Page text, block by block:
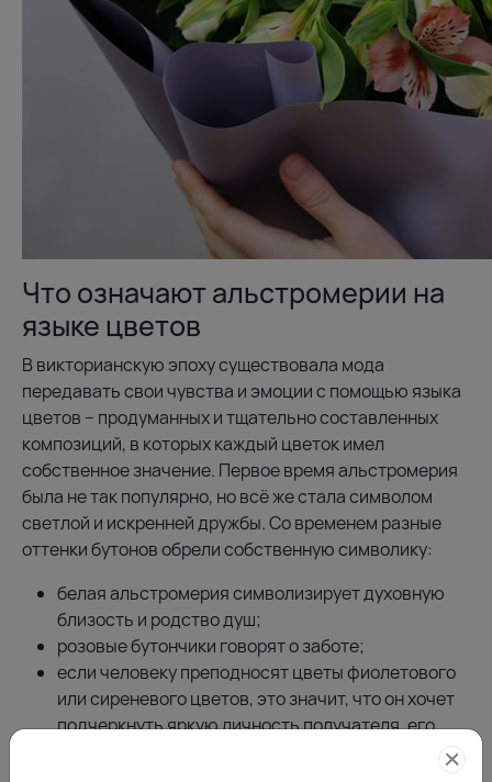
Что означают альстромерии на
языке цветов
В викторианскую эпоху существовала мода
передавать свои чувства и эмоции с помощью языка
цветов – продуманных и тщательно составленных
композиций, в которых каждый цветок имел
собственное значение. Первое время альстромерия
была не так популярно, но всё же стала символом
светлой и искренней дружбы. Со временем разные
оттенки бутонов обрели собственную символику:
белая альстромерия символизирует духовную
близость и родство душ;
розовые бутончики говорят о заботе;
если человеку преподносят цветы фиолетового
или сиреневого цветов, это значит, что он хочет
подчеркнуть яркую личность получателя, его